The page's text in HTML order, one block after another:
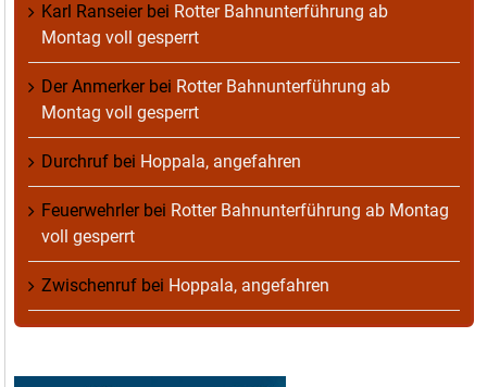
Karl Ranseierbei Rotter Bahnunterführung ab
Montag voll gesperrt
Der Anmerkerbei Rotter Bahnunterführung ab
Montag voll gesperrt
Durchruf bei Hoppala, angefahren
Feuerwehrlerbei Rotter Bahnunterführung ab Montag
voll gesperrt
Zwischenruf bei Hoppala, angefahren